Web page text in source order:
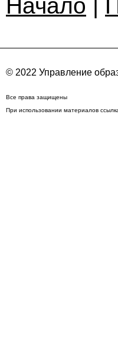
Начало |
© 2022 Управление
Все права защищены
При использовании материалов